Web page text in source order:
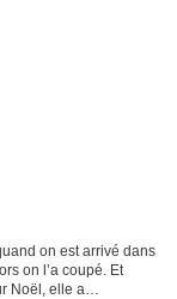
on est arrivé dans
on l’a coupé. Et
Noël, elle a